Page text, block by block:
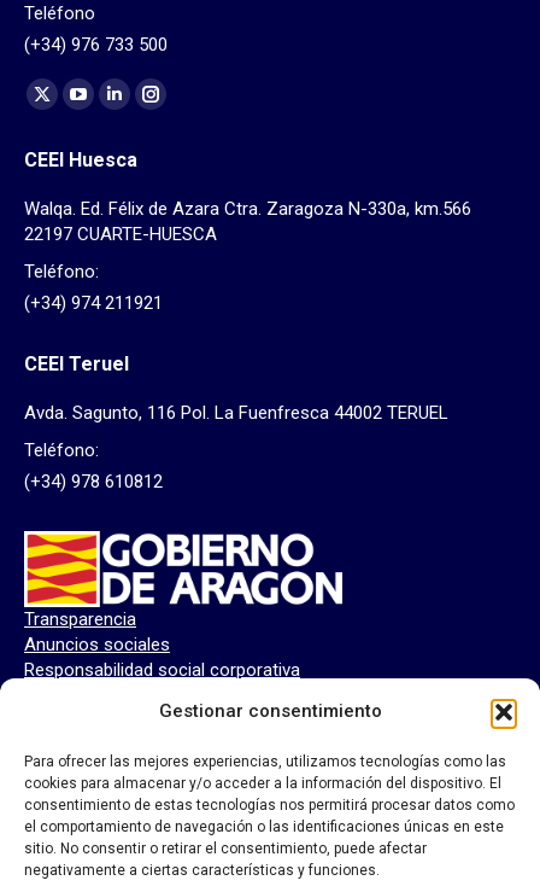
Gestionar consentimiento
Para ofrecer las mejores experiencias, utilizamos tecnologías como las
cookies para almacenar y/o acceder a la información del dispositivo. El
consentimiento de estas tecnologías nos permitirá procesar datos como
el comportamiento de navegación o las identificaciones únicas en este
sitio. No consentir o retirar el consentimiento, puede afectar
negativamente a ciertas características y funciones.
Teléfono
(+34) 976 733 500
Find us on:
X
opens
in
new
window
YouTube
opens
in
new
window
Linkedin
opens
in
new
Instagram
in
new
CEEI Huesca
Walqa. Ed. Félix de Azara Ctra. Zaragoza N-330a, km.566
22197 CUARTE-HUESCA
Teléfono:
(+34) 974 211921
CEEI Teruel
Avda. Sagunto, 116 Pol. La Fuenfresca 44002 TERUEL
Teléfono:
(+34) 978 610812
Transparencia
Anuncios sociales
Responsabilidad social corporativa